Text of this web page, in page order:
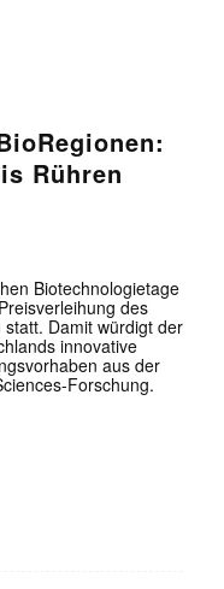
Rühren
Biotechnologietage
des
Damit würdigt der
innovative
aus der
Forschung.